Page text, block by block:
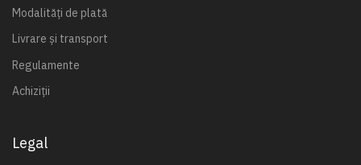
Modalități de plată
Livrare și transport
Regulamente
Achiziții
Legal